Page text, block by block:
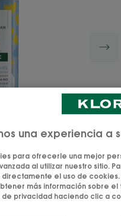
una experiencia a
para ofrecerle una mejor
al utilizar nuestro sitio.
el uso de
más información sobre
de privacidad haciendo clic a